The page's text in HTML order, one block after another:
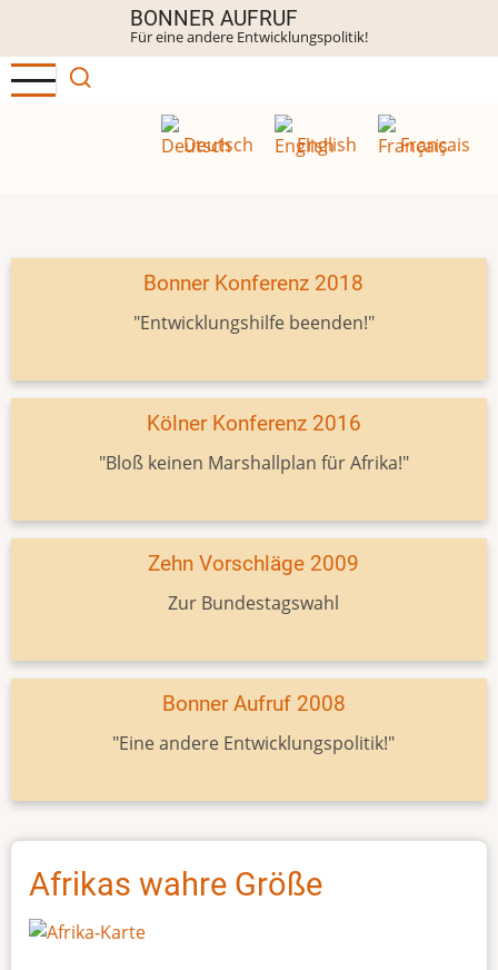
Inhalt
BONNER AUFRUF
Für eine andere Entwicklungspolitik!
Deutsch English Français
Bonner Konferenz 2018
"Entwicklungshilfe beenden!"
Kölner Konferenz 2016
"Bloß keinen Marshallplan für Afrika!"
Zehn Vorschläge 2009
Zur Bundestagswahl
Bonner Aufruf 2008
"Eine andere Entwicklungspolitik!"
Afrikas wahre Größe